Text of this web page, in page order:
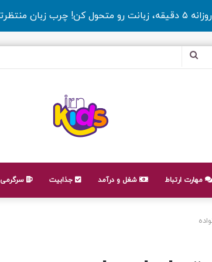
روزانه ۵ دقیقه، زبانت رو متحول کن! چرب زبان منتظرته
جستجو
مهارت ارتباط شغل و درآمد جذابیت سرگرمی